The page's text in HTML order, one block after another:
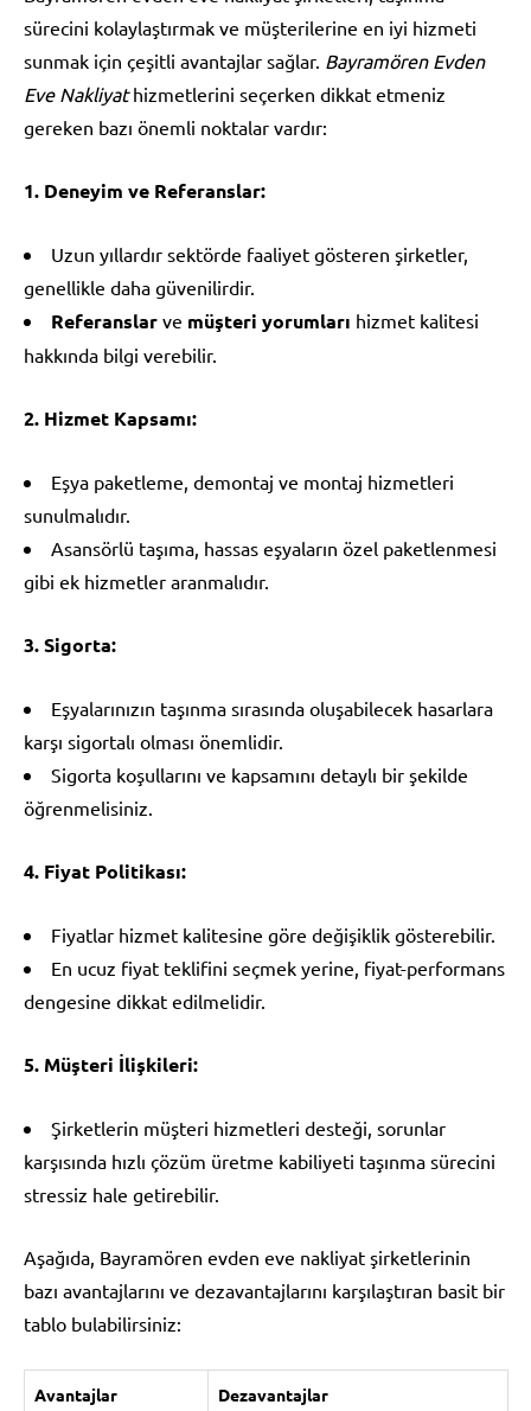
sürecini kolaylaştırmak ve müşterilerine en iyi hizmeti
sunmak için çeşitli avantajlar sağlar. Bayramören Evden
Eve Nakliyathizmetlerini seçerken dikkat etmeniz
gereken bazı önemli noktalar vardır:
1. Deneyim ve Referanslar:
Uzun yıllardır sektörde faaliyet gösteren şirketler,
genellikle daha güvenilirdir.
Referanslar ve müşteri yorumları hizmet kalitesi
hakkında bilgi verebilir.
2. Hizmet Kapsamı:
Eşya paketleme, demontaj ve montaj hizmetleri
sunulmalıdır.
Asansörlü taşıma, hassas eşyaların özel paketlenmesi
gibi ek hizmetler aranmalıdır.
3. Sigorta:
Eşyalarınızın taşınma sırasında oluşabilecek hasarlara
karşı sigortalı olması önemlidir.
Sigorta koşullarını ve kapsamını detaylı bir şekilde
öğrenmelisiniz.
4. Fiyat Politikası:
Fiyatlar hizmet kalitesine göre değişiklik gösterebilir.
En ucuz fiyat teklifini seçmek yerine, fiyat-performans
dengesine dikkat edilmelidir.
5. Müşteri İlişkileri:
Şirketlerin müşteri hizmetleri desteği, sorunlar
karşısında hızlı çözüm üretme kabiliyeti taşınma sürecini
stressiz hale getirebilir.
Aşağıda, Bayramören evden eve nakliyat şirketlerinin
bazı avantajlarını ve dezavantajlarını karşılaştıran basit bir
tablo bulabilirsiniz:
Avantajlar Dezavantajlar